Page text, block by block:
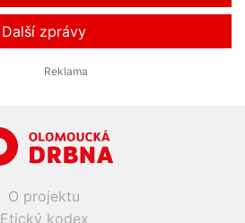
Další zprávy
O projektu
Etický kodex